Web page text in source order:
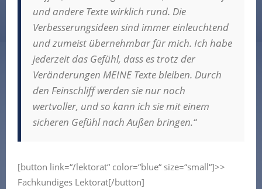
und andere Texte wirklich rund. Die
Verbesserungsideen sind immer einleuchtend
und zumeist übernehmbar für mich. Ich habe
jederzeit das Gefühl, dass es trotz der
Veränderungen MEINE Texte bleiben. Durch
den Feinschliff werden sie nur noch
wertvoller, und so kann ich sie mit einem
sicheren Gefühl nach Außen bringen.“
[button link=“/lektorat“ color=“blue“ size=“small“]>>
Fachkundiges Lektorat[/button]